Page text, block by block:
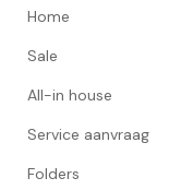
Home
Sale
All-in house
Service aanvraag
Folders